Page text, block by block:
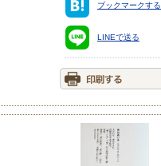
ブックマークする
LINEで送る